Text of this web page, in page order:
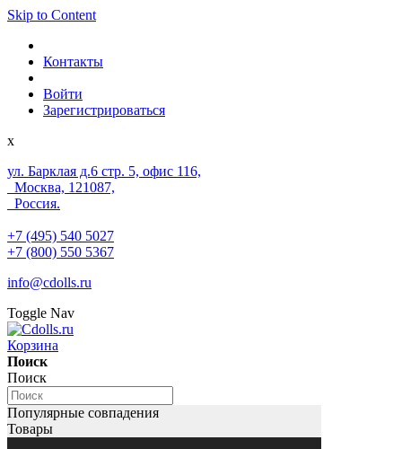
Skip to Content
Контакты
Войти
Зарегистрироваться
x
ул. Барклая д.6 стр. 5, офис 116,
Москва, 121087,
Россия.
+7 (495) 540 5027
+7 (800) 550 5367
info@cdolls.ru
Toggle Nav
Корзина
Поиск
Поиск
Популярные совпадения
Товары